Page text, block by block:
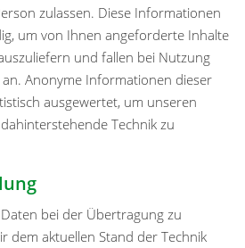
zulassen. Diese Informationen
um von Ihnen angeforderte Inhalte
und fallen bei Nutzung
Anonyme Informationen dieser
ausgewertet, um unseren
Technik zu
bei der Übertragung zu
dem aktuellen Stand der Technik